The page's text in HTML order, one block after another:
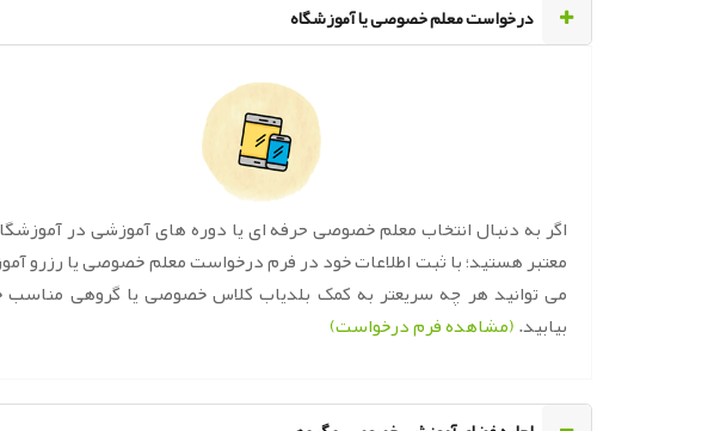
‌درخواست معلم خصوصی یا آموزشگاه
اگر به دنبال انتخاب معلم خصوصی حرفه ای یا دوره های آموزشی در
معتبر هستید؛ با ثبت اطلاعات خود در فرم درخواست معلم خصوصی یا رزرو
می توانید هر چه سریعتر به کمک بلدیاب کلاس خصوصی یا گروهی مناسب
بیابید.(مشاهده فرم درخواست)